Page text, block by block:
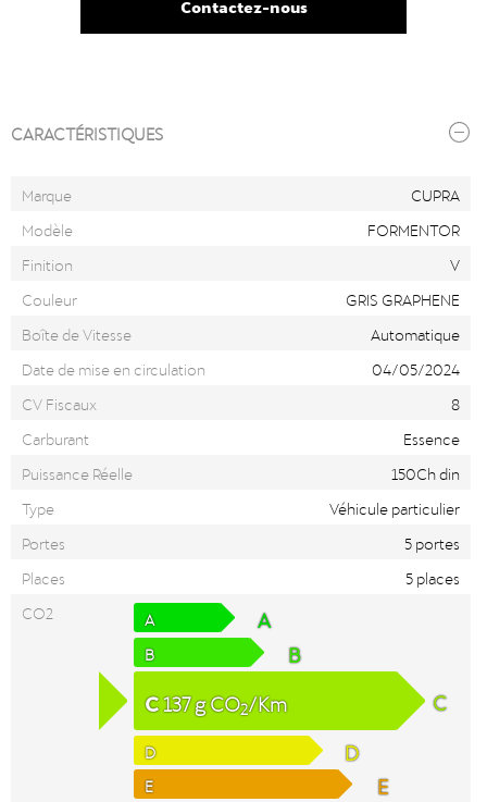
CARACTÉRISTIQUES
Marque
CUPRA
Modèle
FORMENTOR
Finition
V
Couleur
GRIS GRAPHENE
Boîte de Vitesse
Automatique
Date de mise en circulation
04/05/2024
CV Fiscaux
8
Carburant
Essence
Puissance Réelle
150Ch din
Type
Véhicule particulier
Portes
5 portes
Places
5 places
CO2
A A
B B
C137gCO2/Km C
D D
E E